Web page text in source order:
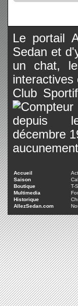
Le portail
Sedan et
un chat,
interactives
Club
Accueil
Saison
Boutique
T-
Multimedia
Historique
AllezSedan.com